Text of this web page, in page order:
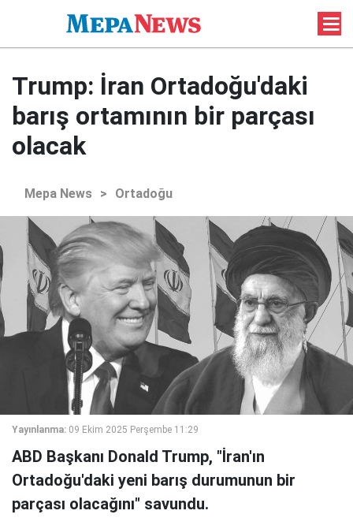
Trump: İran Ortadoğu'daki
barış ortamının bir parçası
olacak
Mepa News > Ortadoğu
Yayınlanma: 09 Ekim 2025 Perşembe 11:29
ABD Başkanı Donald Trump, "İran'ın
Ortadoğu'daki yeni barış durumunun bir
parçası olacağını" savundu.